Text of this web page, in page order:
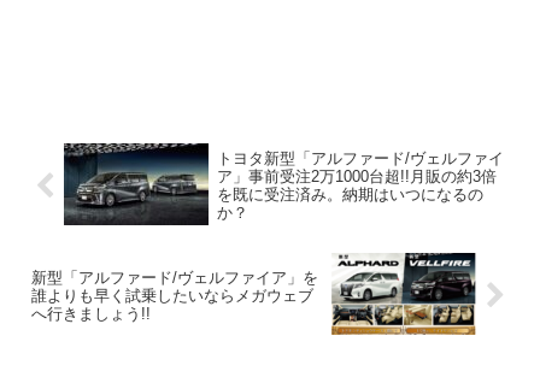
トヨタ新型「アルファード/ヴェルファイ
ア」事前受注2万1000台超!!月販の約3倍
を既に受注済み。納期はいつになるの
か？
新型「アルファード/ヴェルファイア」を
誰よりも早く試乗したいならメガウェブ
へ行きましょう!!